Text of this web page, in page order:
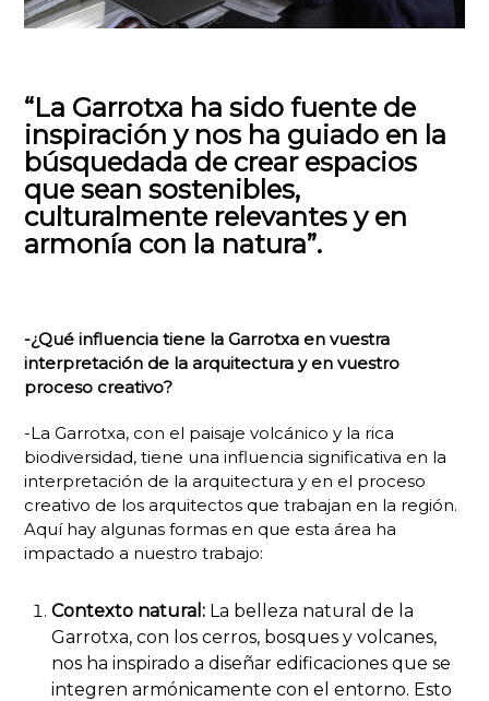
“La Garrotxa ha sido fuente de
inspiración y nos ha guiado en la
búsquedada de crear espacios
que sean sostenibles,
culturalmente relevantes y en
armonía con la natura”.
-¿Qué influencia tiene la Garrotxa en vuestra
interpretación de la arquitectura y en vuestro
proceso creativo?
-La Garrotxa, con el paisaje volcánico y la rica
biodiversidad, tiene una influencia significativa en la
interpretación de la arquitectura y en el proceso
creativo de los arquitectos que trabajan en la región.
Aquí hay algunas formas en que esta área ha
impactado a nuestro trabajo:
Contexto natural: La belleza natural de la
Garrotxa, con los cerros, bosques y volcanes,
nos ha inspirado a diseñar edificaciones que se
integren armónicamente con el entorno. Esto